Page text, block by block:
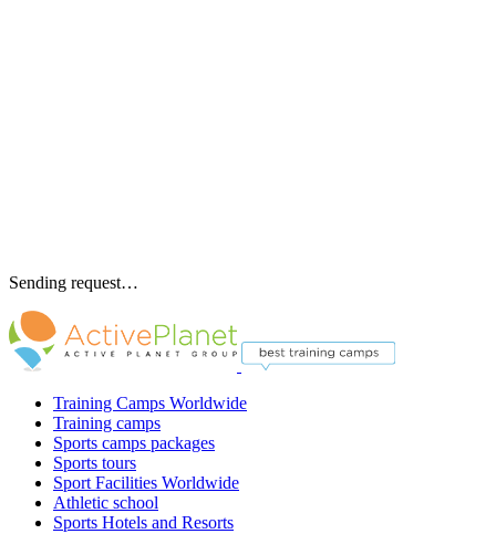
Sending request…
Training Camps Worldwide
Training camps
Sports camps packages
Sports tours
Sport Facilities Worldwide
Athletic school
Sports Hotels and Resorts